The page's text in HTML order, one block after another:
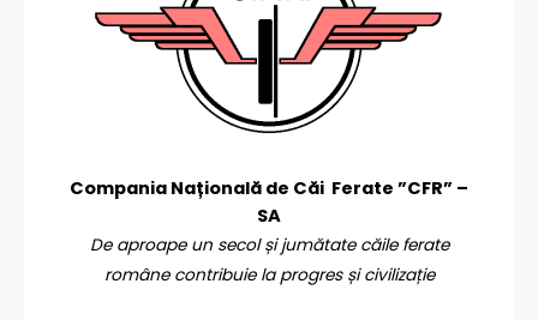
Compania Națională de Căi Ferate ”CFR” –
SA
De aproape un secol și jumătate căile ferate
române contribuie la progres și civilizație